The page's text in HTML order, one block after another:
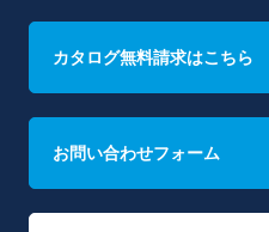
カタログ無料請求はこちら
お問い合わせフォーム